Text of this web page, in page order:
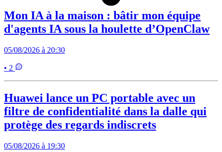
Mon IA à la maison : bâtir mon équipe
d'agents IA sous la houlette d’OpenClaw
05/08/2026 à 20:30
• 2
Huawei lance un PC portable avec un
filtre de confidentialité dans la dalle qui
protège des regards indiscrets
05/08/2026 à 19:30